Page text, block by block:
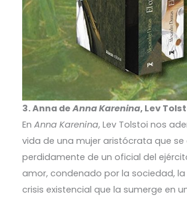
3. Anna deAnna Karenina, Lev
En Anna Karenina, Lev Tolstoi nos
vida de una mujer aristócrata que
perdidamente de un oficial del
amor, condenado por la sociedad, la
crisis existencial que la sumerge en